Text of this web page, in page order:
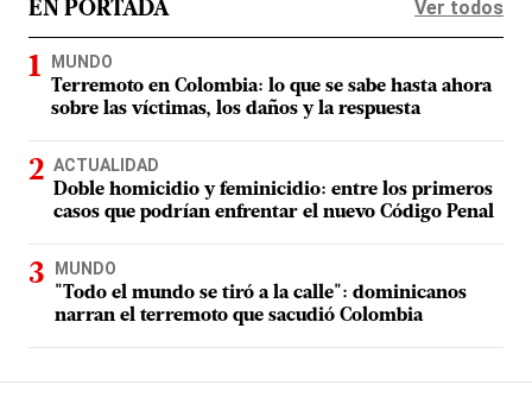
EN PORTADA Ver todos
MUNDO
Terremoto en Colombia: lo que se sabe hasta ahora
sobre las víctimas, los daños y la respuesta
ACTUALIDAD
Doble homicidio y feminicidio: entre los primeros
casos que podrían enfrentar el nuevo Código Penal
MUNDO
"Todo el mundo se tiró a la calle": dominicanos
narran el terremoto que sacudió Colombia